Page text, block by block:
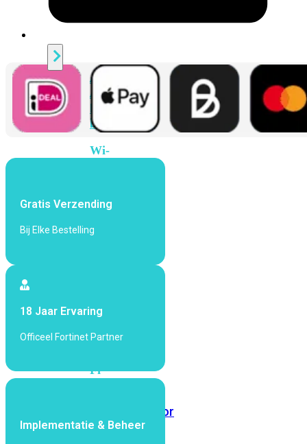
Alle
Access
Points
bekijken
Wi-
Wi-
5
Fi
Fi
Outdoor
Gratis Verzending
Bij Elke Bestelling
18 Jaar Ervaring
Officeel Fortinet Partner
Implementatie & Beheer